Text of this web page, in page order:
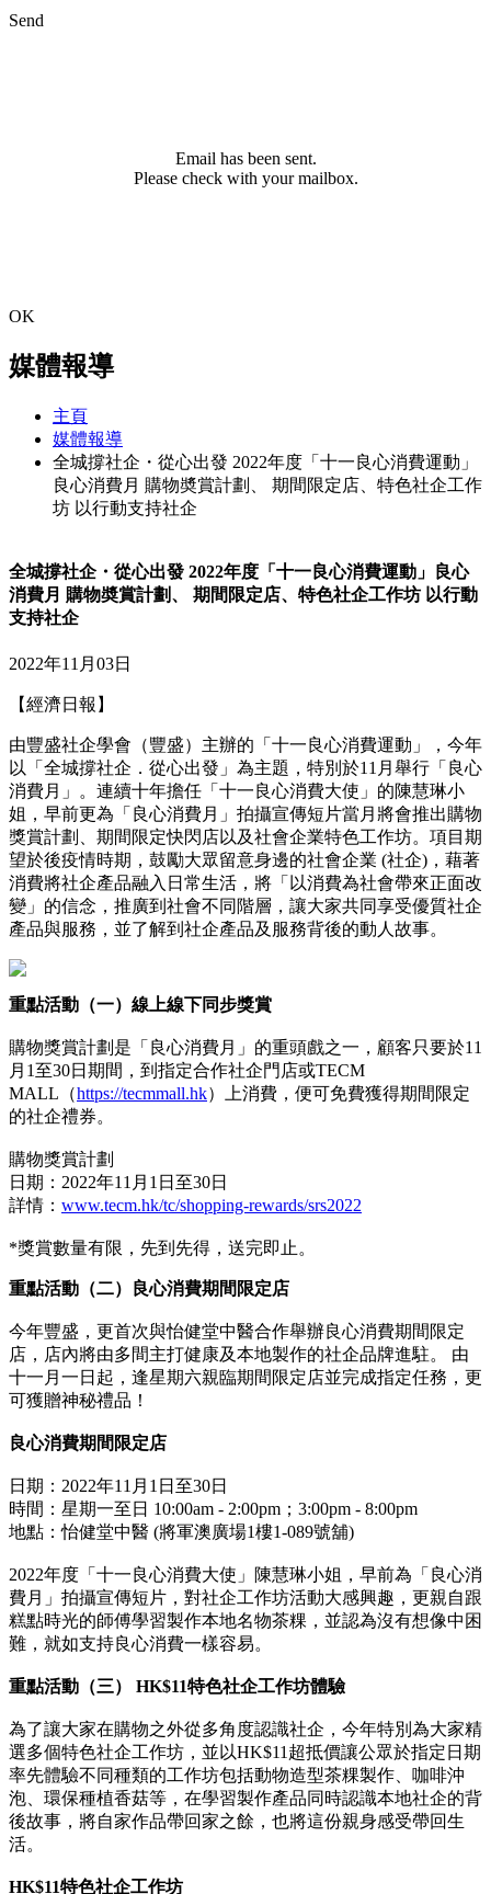
Send
Email has been sent.
Please check with your mailbox.
OK
媒體報導
主頁
媒體報導
全城撐社企・從心出發 2022年度「十一良心消費運動」
良心消費月 購物奬賞計劃、 期間限定店、特色社企工作
坊 以行動支持社企
全城撐社企・從心出發 2022年度「十一良心消費運動」良心
消費月 購物奬賞計劃、 期間限定店、特色社企工作坊 以行動
支持社企
2022年11月03日
【經濟日報】
由豐盛社企學會（豐盛）主辦的「十一良心消費運動」，今年
以「全城撐社企．從心出發」為主題，特別於11月舉行「良心
消費月」。連續十年擔任「十一良心消費大使」的陳慧琳小
姐，早前更為「良心消費月」拍攝宣傳短片當月將會推出購物
獎賞計劃、期間限定快閃店以及社會企業特色工作坊。項目期
望於後疫情時期，鼓勵大眾留意身邊的社會企業 (社企)，藉著
消費將社企產品融入日常生活，將「以消費為社會帶來正面改
變」的信念，推廣到社會不同階層，讓大家共同享受優質社企
產品與服務，並了解到社企產品及服務背後的動人故事。
重點活動（一） 線上線下同步獎賞
購物獎賞計劃是「良心消費月」的重頭戲之一，顧客只要於11
月1至30日期間，到指定合作社企門店或TECM
MALL（https://tecmmall.hk）上消費，便可免費獲得期間限定
的社企禮券。
購物獎賞計劃
日期：2022年11月1日至30日
詳情： www.tecm.hk/tc/shopping-rewards/srs2022
*獎賞數量有限，先到先得，送完即止。
重點活動（二）良心消費期間限定店
今年豐盛，更首次與怡健堂中醫合作舉辦良心消費期間限定
店，店內將由多間主打健康及本地製作的社企品牌進駐。 由
十一月一日起，逢星期六親臨期間限定店並完成指定任務，更
可獲贈神秘禮品！
良心消費期間限定店
日期：2022年11月1日至30日
時間：星期一至日 10:00am - 2:00pm；3:00pm - 8:00pm
地點：怡健堂中醫 (將軍澳廣場1樓1-089號舖)
2022年度「十一良心消費大使」陳慧琳小姐，早前為「良心消
費月」拍攝宣傳短片，對社企工作坊活動大感興趣，更親自跟
糕點時光的師傅學習製作本地名物茶粿，並認為沒有想像中困
難，就如支持良心消費一樣容易。
重點活動（三） HK$11特色社企工作坊體驗
為了讓大家在購物之外從多角度認識社企，今年特別為大家精
選多個特色社企工作坊，並以HK$11超抵價讓公眾於指定日期
率先體驗不同種類的工作坊包括動物造型茶粿製作、咖啡沖
泡、環保種植香菇等，在學習製作產品同時認識本地社企的背
後故事，將自家作品帶回家之餘，也將這份親身感受帶回生
活。
HK$11特色社企工作坊